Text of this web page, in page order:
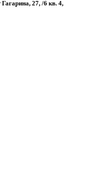
Гагарина, 27, /6 кв. 4,